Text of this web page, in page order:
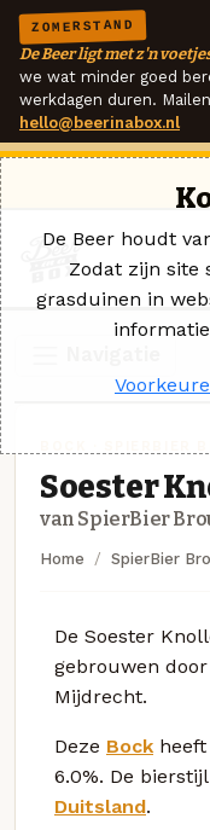
ZOMERSTAND
De Beer ligt met z'n
we wat minder goed
werkdagen duren.
hello@beerinabox.nl
Soester
van SpierBier
Home SpierBier
De Soester
gebrouwen door
Mijdrecht.
Deze Bock
6.0%. De
Duitsland.
De Beer houdt
Zodat zijn site
grasduinen in